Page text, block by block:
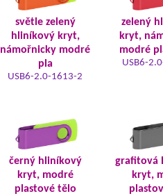
světle zelený
hliníkový kryt,
námořnicky modré
pla
USB6-2.0-1613-2
zelený
kryt,
modré
USB6-
černý hliníkový
kryt, modré
plastové tělo
grafitová
kryt,